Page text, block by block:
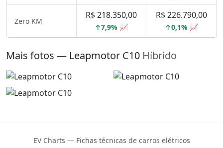
Zero KM
R$ 218.350,00
↑7,9% 📈
R$ 226.790,00
↑0,1% 📈
Mais fotos — Leapmotor C10 Híbrido
EV Charts — Fichas técnicas de carros elétricos